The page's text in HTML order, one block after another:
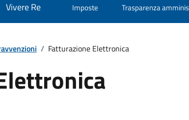
Vivere Re Imposte Trasparenza
/ Fatturazione Elettronica